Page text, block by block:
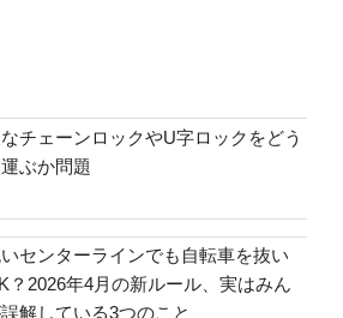
チェーンロックやU字ロックをどう
ぶか問題
センターラインでも自転車を抜い
？2026年4月の新ルール、実はみん
解している3つのこと